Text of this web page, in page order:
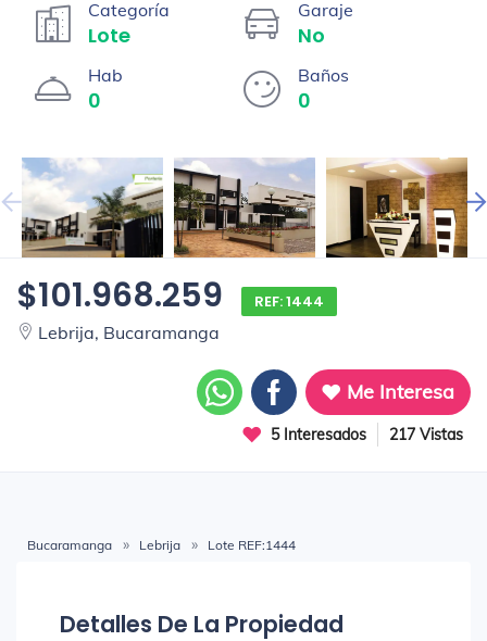
Categoría
Lote
Garaje
No
Hab
0
Baños
0
$101.968.259 REF: 1444
Lebrija, Bucaramanga
Me Interesa
5 Interesados 217 Vistas
Bucaramanga Lebrija Lote REF:1444
Detalles De La Propiedad